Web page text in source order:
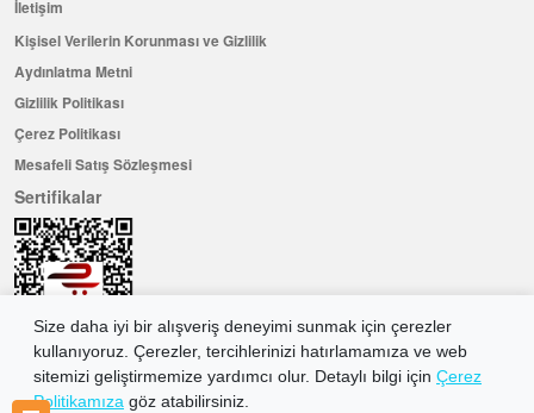
Size daha iyi bir alışveriş deneyimi sunmak için çerezler
kullanıyoruz. Çerezler, tercihlerinizi hatırlamamıza ve web
sitemizi geliştirmemize yardımcı olur. Detaylı bilgi için Çerez
Politikamıza göz atabilirsiniz.
İletişim
Kişisel Verilerin Korunması ve Gizlilik
Aydınlatma Metni
Gizlilik Politikası
Çerez Politikası
Mesafeli Satış Sözleşmesi
Sertifikalar
Hemen Üye Olun ...ve 100 ₺ değerinde indirim kuponu kazanın